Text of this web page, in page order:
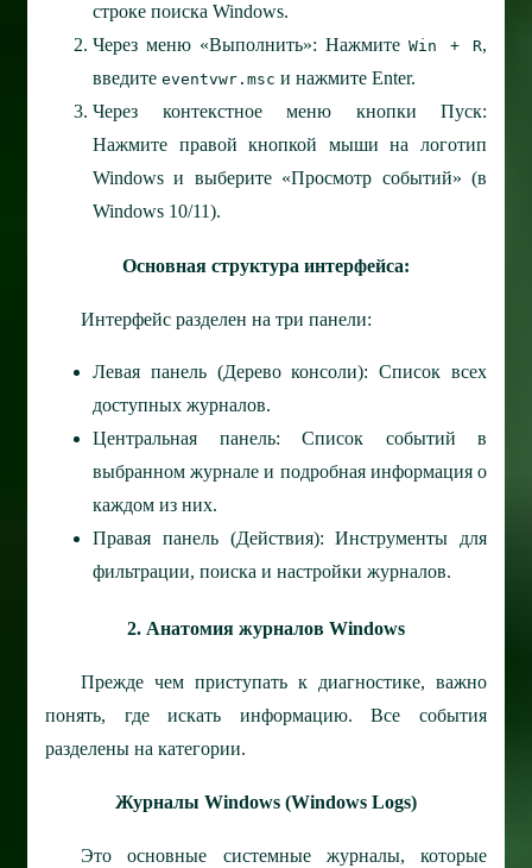
строке поиска Windows.
Через меню «Выполнить»: Нажмите Win + R,
введите eventvwr.msc и нажмите Enter.
Через контекстное меню кнопки Пуск:
Нажмите правой кнопкой мыши на логотип
Windows и выберите «Просмотр событий» (в
Windows 10/11).
Основная структура интерфейса:
Интерфейс разделен на три панели:
Левая панель (Дерево консоли): Список всех
доступных журналов.
Центральная панель: Список событий в
выбранном журнале и подробная информация о
каждом из них.
Правая панель (Действия): Инструменты для
фильтрации, поиска и настройки журналов.
2. Анатомия журналов Windows
Прежде чем приступать к диагностике, важно
понять, где искать информацию. Все события
разделены на категории.
Журналы Windows (Windows Logs)
Это основные системные журналы, которые